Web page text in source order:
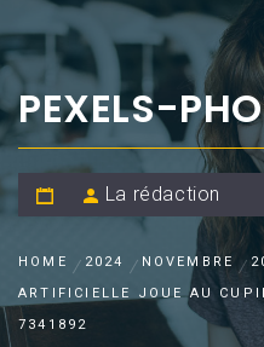
PEXELS-
La rédaction
HOME 2024 NOVEMBRE
ARTIFICIELLE JOUE AU
7341892